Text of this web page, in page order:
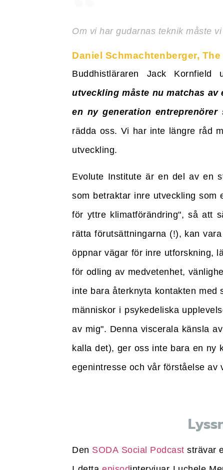
Om vi har gudarnas teknik måste
Daniel Schmachtenberger,
Buddhistläraren Jack
utveckling måste nu matchas
en ny generation
rädda oss. Vi har inte längre råd
utveckling.
Evolute Institute är en del av en
som betraktar inre utveckling som
för yttre klimatförändring", så att
rätta förutsättningarna (!), kan
öppnar vägar för inre utforskning,
för odling av medvetenhet,
inte bara återknyta kontakten med
människor i psykedeliska
av mig". Denna viscerala känsla
kalla det), ger oss inte bara en ny
egenintresse och vår förståelse av
Den SODA Social Podcast strävar